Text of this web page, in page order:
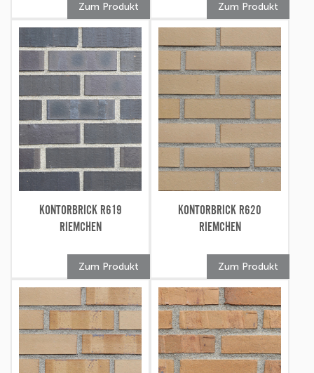
Zum Produkt Zum Produkt
KONTORBRICK R619
RIEMCHEN
Zum Produkt
KONTORBRICK R620
RIEMCHEN
Zum Produkt